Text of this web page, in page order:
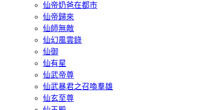
仙帝奶爸在都市
仙帝歸來
仙師無敵
仙幻風雲錄
仙御
仙有星
仙武帝尊
仙武暴君之召喚羣雄
仙玄至尊